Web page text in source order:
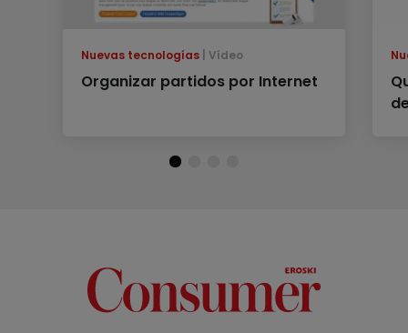
Nuevas tecnologías Vídeo
Organizar partidos por Internet